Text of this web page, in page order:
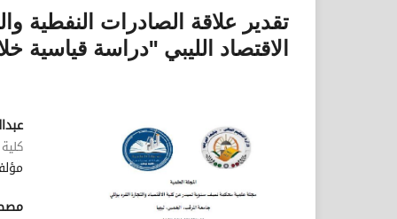
تقدير علاقة الصادرات النفطية
الاقتصاد الليبي "دراسة قياسية خلال